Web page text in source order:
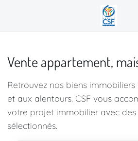
Vente appartement,
Retrouvez nos biens immobiliers
et aux alentours. CSF vous
votre projet immobilier avec des
sélectionnés.